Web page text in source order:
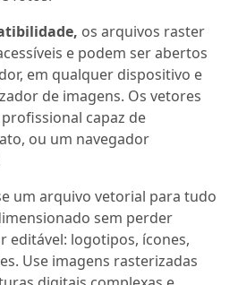
os arquivos raster
e podem ser abertos
em qualquer dispositivo e
de imagens. Os vetores
capaz de
ou um navegador
um arquivo vetorial para tudo
sem perder
editável: logotipos, ícones,
Use imagens rasterizadas